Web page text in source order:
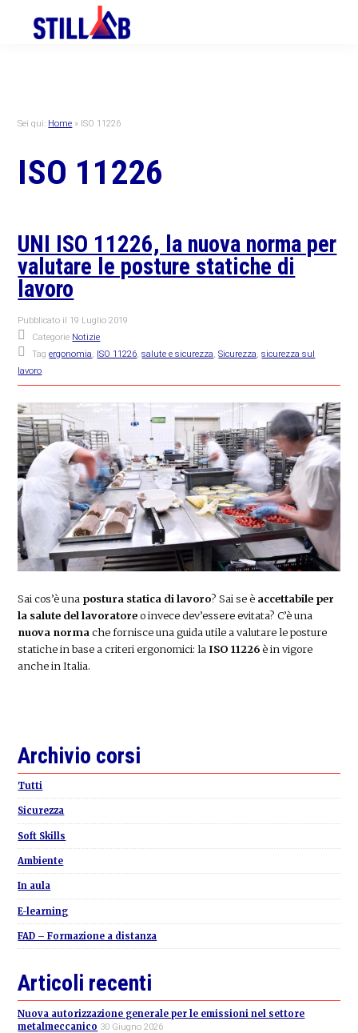
primary
primary
Sei qui: Home » ISO 11226
ISO 11226
UNI ISO 11226, la nuova norma per
valutare le posture statiche di
lavoro
Pubblicato il 19 Luglio 2019
Categorie Notizie
Tagergonomia ISO 11226 ,salute e sicurezza ,Sicurezza ,sicurezza sul
lavoro
Sai cos’è una postura statica di lavoro? Sai se è accettabile per
la salute del lavoratoreo invece dev’essere evitata? C’è una
nuova normache fornisce una guida utile a valutare le posture
statiche in base a criteri ergonomici: la ISO 11226è in vigore
anche in Italia.
Primary
Sidebar
Archivio corsi
Tutti
Sicurezza
Soft Skills
Ambiente
In aula
E-learning
FAD – Formazione a distanza
Articoli recenti
Nuova autorizzazione generale per le emissioni nel settore
metalmeccanico 30 Giugno 2026